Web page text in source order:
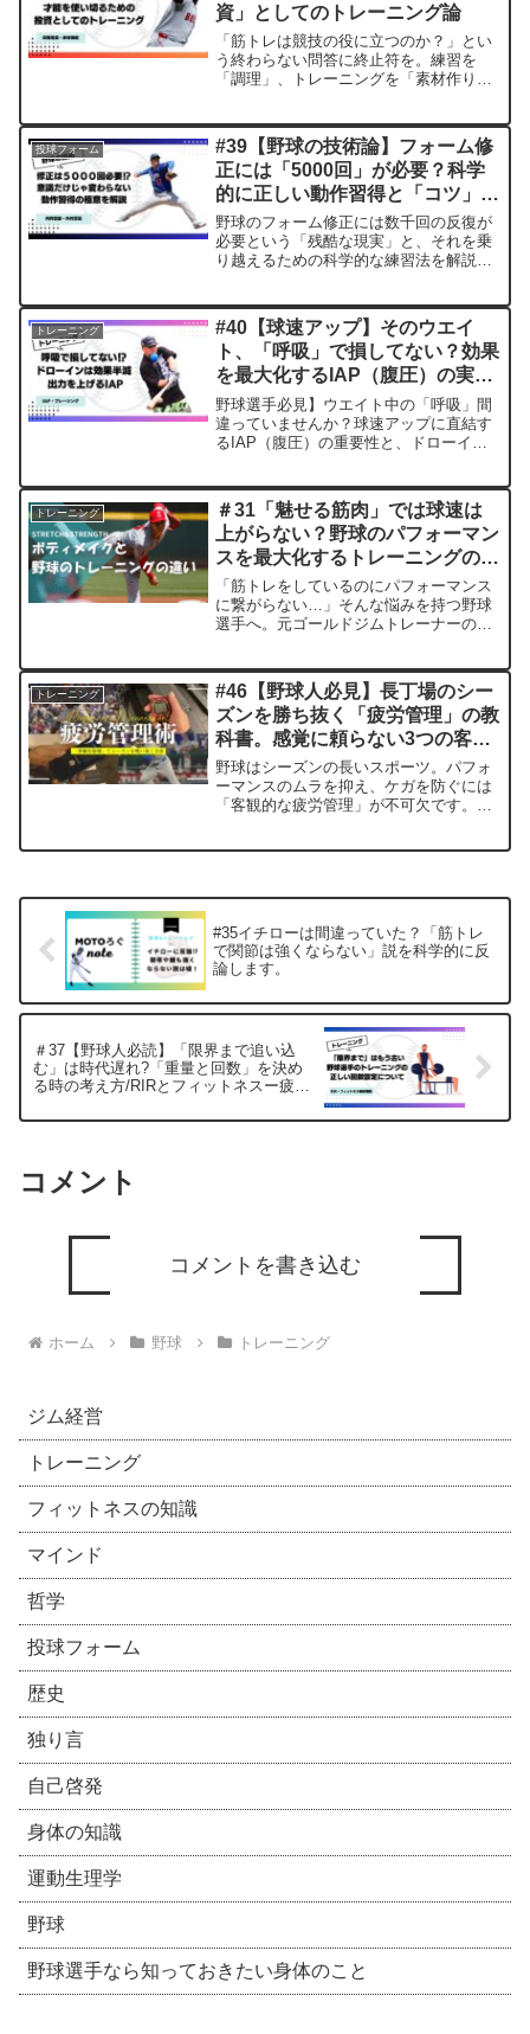
資」としてのトレーニング論
「筋トレは競技の役に立つのか？」とい
う終わらない問答に終止符を。練習を
「調理」、トレーニングを「素材作り」
イトの数値をパフォーマンスに変えるた
めの「4つの身体機能」についても深掘り
考察しました。
投球フォーム
#39【野球の技術論】フォーム修
正には「5000回」が必要？科学
的に正しい動作習得と「コツ」の
掴み方
野球のフォーム修正には数千回の反復が
必要という「残酷な現実」と、それを乗
り越えるための科学的な練習法を解説。
論と、野村克也氏も提唱した「コツ」の
正体に迫ります。
トレーニング
#40【球速アップ】そのウエイ
ト、「呼吸」で損してない？効果
を最大化するIAP（腹圧）の実践
バイブル
野球選手必見】ウエイト中の「呼吸」間
違っていませんか？球速アップに直結す
るIAP（腹圧）の重要性と、ドローイン
説。【完全保存版】
トレーニング
＃31「魅せる筋肉」では球速は
上がらない？野球のパフォーマン
スを最大化するトレーニングの選
び方
「筋トレをしているのにパフォーマンス
に繋がらない…」そんな悩みを持つ野球
選手へ。元ゴールドジムトレーナーの
を丸パクリしてはいけないのか？目的か
ら逆算するトレーニングの重要性を伝え
ます。
トレーニング
#46【野球人必見】長丁場のシー
ズンを勝ち抜く「疲労管理」の教
科書。感覚に頼らない3つの客観
的指標
野球はシーズンの長いスポーツ。パフォ
ーマンスのムラを抑え、ケガを防ぐには
「客観的な疲労管理」が不可欠です。本
ます。
#35イチローは間違っていた？「筋トレ
で関節は強くならない」説を科学的に反
論します。
＃37【野球人必読】「限界まで追い込
む」は時代遅れ?「重量と回数」を決め
る時の考え方/RIRとフィットネスー疲労
コメント
コメントを書き込む
ホーム 野球 トレーニング
ジム経営
トレーニング
フィットネスの知識
マインド
哲学
投球フォーム
歴史
独り言
自己啓発
身体の知識
運動生理学
野球
野球選手なら知っておきたい身体のこと